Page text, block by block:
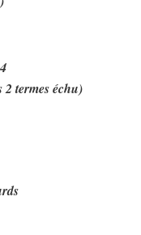
2 termes échu)